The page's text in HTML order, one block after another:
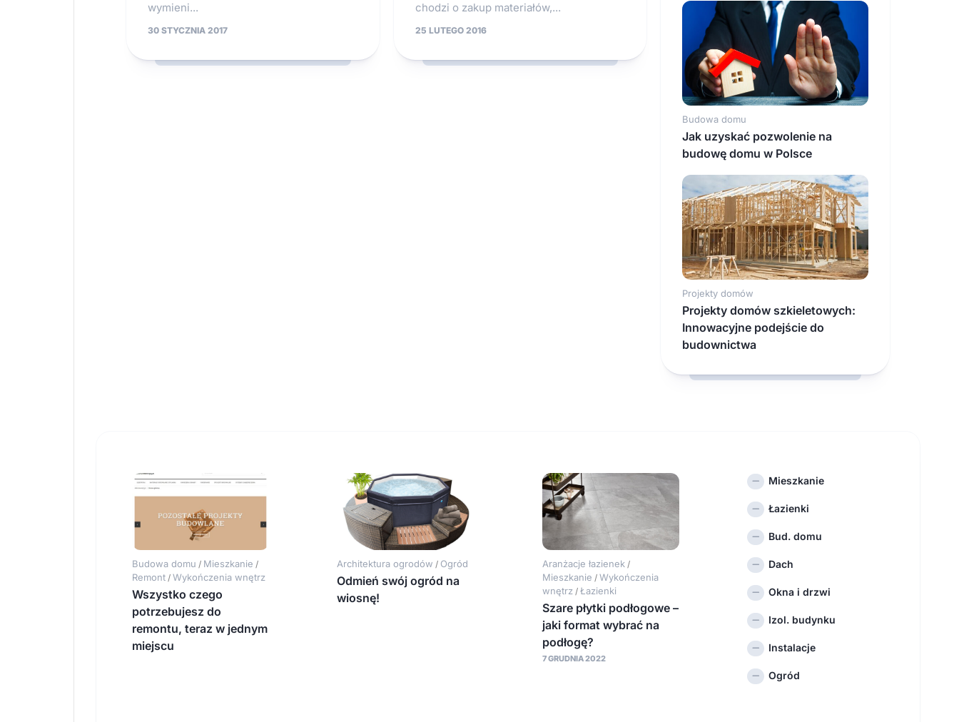
wymieni...
30 STYCZNIA 2017
chodzi o zakup materiałów,...
25 LUTEGO 2016
Budowa domu
Jak uzyskać pozwolenie na
budowę domu w Polsce
Projekty domów
Projekty domów szkieletowych:
Innowacyjne podejście do
budownictwa
Budowa domu / Mieszkanie /
Remont / Wykończenia wnętrz
Wszystko czego
potrzebujesz do
remontu, teraz w jednym
miejscu
Architektura ogrodów / Ogród
Odmień swój ogród na
wiosnę!
Aranżacje łazienek/
Mieszkanie / Wykończenia
wnętrz/ Łazienki
Szare płytki podłogowe –
jaki format wybrać na
podłogę?
7 GRUDNIA 2022
Mieszkanie
Łazienki
Bud. domu
Dach
Okna i drzwi
Izol. budynku
Instalacje
Ogród